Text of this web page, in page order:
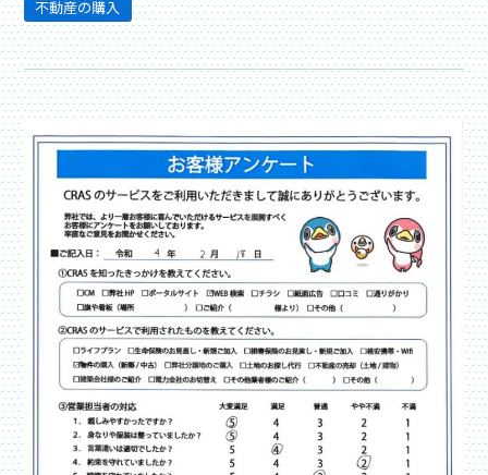
不動産の購入